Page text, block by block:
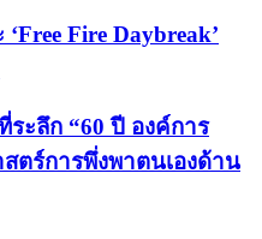
Fire Daybreak’
ะลึก “60 ปี องค์การ
ตร์การพึ่งพาตนเองด้าน